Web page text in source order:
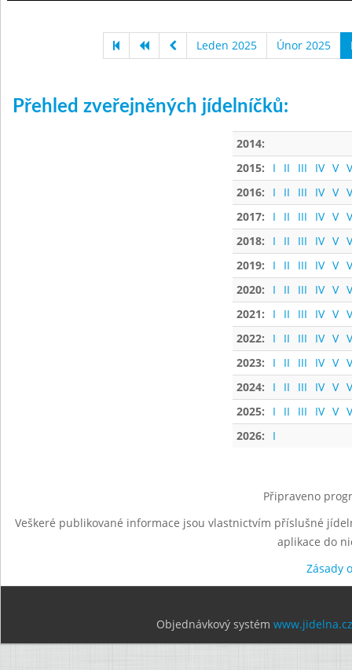
Leden 2025 Únor 2025
Přehled zveřejněných jídelníčků:
2014:
2015:
I II III IV V
2016:
I II III IV V
2017:
I II III IV V
2018:
I II III IV V
2019:
I II III IV V
2020:
I II III IV V
2021:
I II III IV V
2022:
I II III IV V
2023:
I II III IV V
2024:
I II III IV V
2025:
I II III IV V
2026:
I
Připraveno
Veškeré publikované informace jsou vlastnictvím příslušné
aplikace do
Zásady
Objednávkový systém www.jidelna.cz